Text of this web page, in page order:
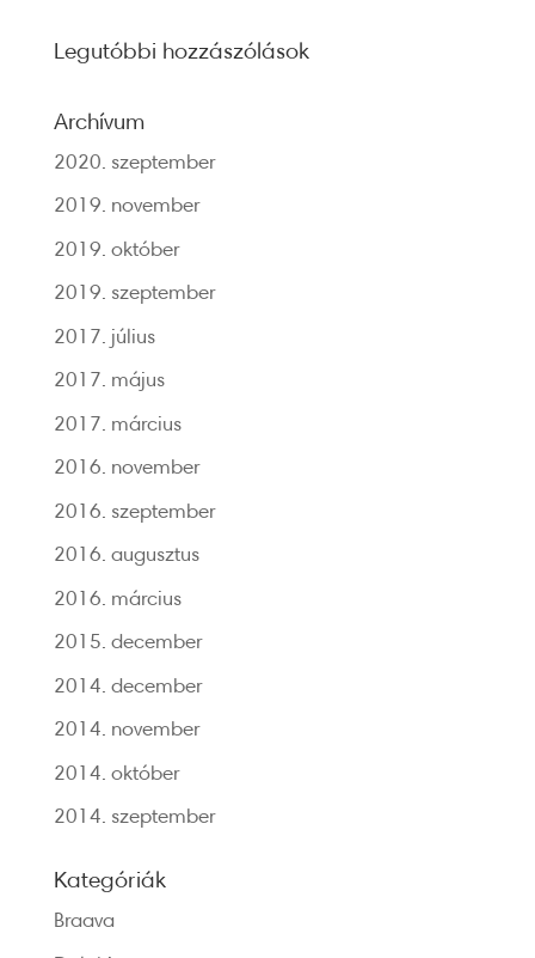
Legutóbbi hozzászólások
Archívum
2020. szeptember
2019. november
2019. október
2019. szeptember
2017. július
2017. május
2017. március
2016. november
2016. szeptember
2016. augusztus
2016. március
2015. december
2014. december
2014. november
2014. október
2014. szeptember
Kategóriák
Braava